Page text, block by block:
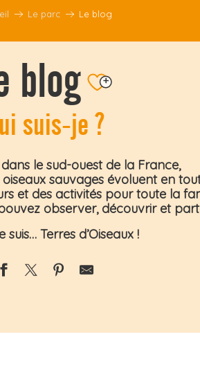
Le parc Le blog
blog
Ajouter aux
suis-je ?
le sud-ouest de la France,
sauvages évoluent en
et des activités pour toute la
observer, découvrir et
suis… Terres d’Oiseaux!